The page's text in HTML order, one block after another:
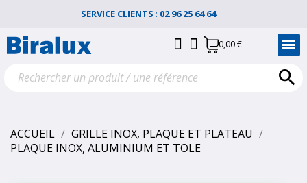
SERVICE CLIENTS : 02 96 25 64 64
0,00 €

ACCUEIL
GRILLE INOX, PLAQUE ET PLATEAU
PLAQUE INOX, ALUMINIUM ET TOLE